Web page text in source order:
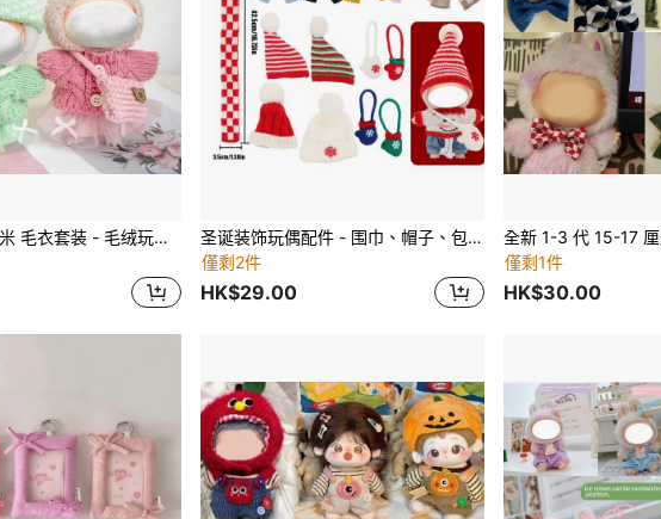
[仅服装] 17厘米 毛衣套装 - 毛绒玩偶钥匙扣吊坠配件适用于 针织毛衣和帽子套装（不含玩偶）
圣诞装饰玩偶配件 - 围巾、帽子、包。适用于拉布布、圣诞节节日服装、节日生日礼物（不含玩偶）
僅剩2件
HK$29.00
僅剩1件
HK$30.00